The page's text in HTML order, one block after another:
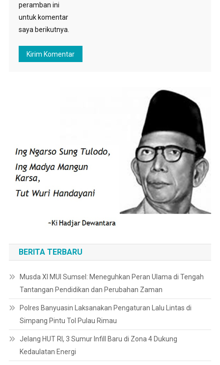
peramban ini
untuk komentar
saya berikutnya.
BERITA TERBARU
Musda XI MUI Sumsel: Meneguhkan Peran Ulama di Tengah
Tantangan Pendidikan dan Perubahan Zaman
Polres Banyuasin Laksanakan Pengaturan Lalu Lintas di
Simpang Pintu Tol Pulau Rimau
Jelang HUT RI, 3 Sumur Infill Baru di Zona 4 Dukung
Kedaulatan Energi